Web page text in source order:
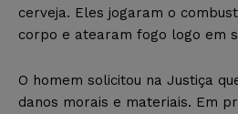
cerveja. Eles jogaram o
corpo e atearam fogo logo em
O homem solicitou na Justiça
danos morais e materiais. Em